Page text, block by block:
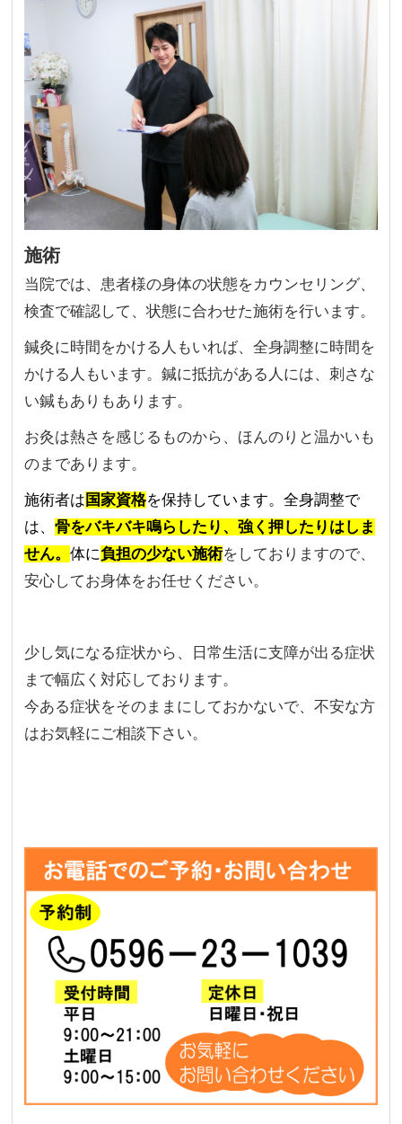
施術
当院では、患者様の身体の状態をカウンセリング、
検査で確認して、状態に合わせた施術を行います。
鍼灸に時間をかける人もいれば、全身調整に時間を
かける人もいます。鍼に抵抗がある人には、刺さな
い鍼もありもあります。
お灸は熱さを感じるものから、ほんのりと温かいも
のまであります。
施術者は 国家資格を保持しています。全身調整で
は、骨をバキバキ鳴らしたり、強く押したりはしま
せん。体に負担の少ない施術をしておりますので、
安心してお身体をお任せください。
少し気になる症状から、日常生活に支障が出る症状
まで幅広く対応しております。
今ある症状をそのままにしておかないで、不安な方
はお気軽にご相談下さい。